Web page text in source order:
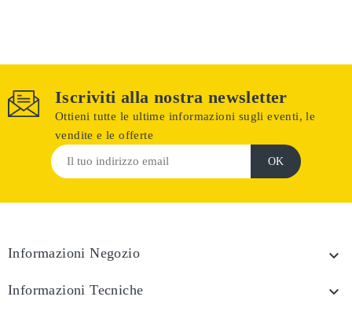
Iscriviti alla nostra newsletter
Ottieni tutte le ultime informazioni sugli eventi, le
vendite e le offerte
Informazioni Negozio 
Informazioni Tecniche 